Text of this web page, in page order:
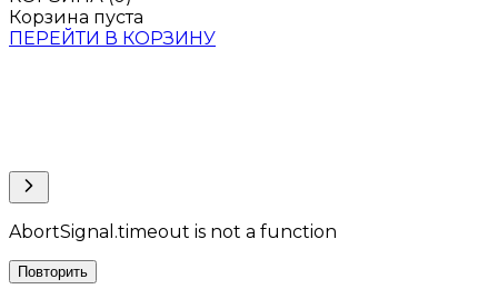
Корзина пуста
ПЕРЕЙТИ В КОРЗИНУ
AbortSignal.timeout is not a function
Повторить